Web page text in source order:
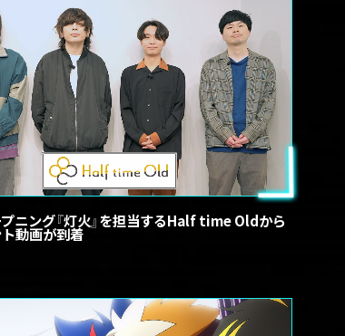
ニング『灯火』を担当するHalf time Oldから
動画が到着